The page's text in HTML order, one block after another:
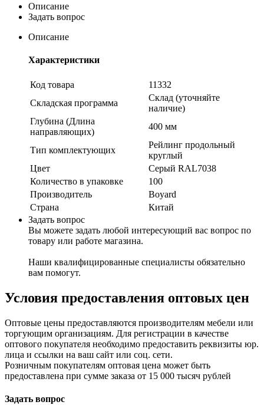
Описание
Задать вопрос
Описание
Характеристики
Код товара
11332
Складская программа
Склад (уточняйте
наличие)
Глубина (Длина
направляющих)
400 мм
Тип комплектующих
Рейлинг продольный
круглый
Цвет
Серый RAL7038
Количество в упаковке
100
Производитель
Boyard
Страна
Китай
Задать вопрос
Вы можете задать любой интересующий вас вопрос по
товару или работе магазина.
Наши квалифицированные специалисты обязательно
вам помогут.
Условия предоставления оптовых цен
Оптовые цены предоставляются производителям мебели или
торгующим организациям. Для регистрации в качестве
оптового покупателя необходимо предоставить реквизиты юр.
лица и ссылки на ваш сайт или соц. сети.
Розничным покупателям оптовая цена может быть
предоставлена при сумме заказа от 15 000 тысяч рублей
Задать вопрос